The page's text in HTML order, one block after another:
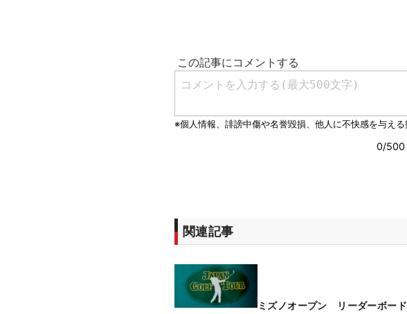
関連記事
ミズノオープン リーダーボード